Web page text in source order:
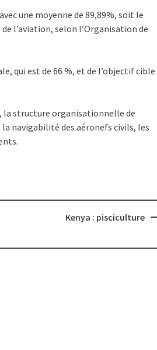
une moyenne de 89,89%, soit le
l’aviation, selon l’Organisation de
qui est de 66 %, et de l’objectif cible
la structure organisationnelle de
navigabilité des aéronefs civils, les
Kenya : pisciculture